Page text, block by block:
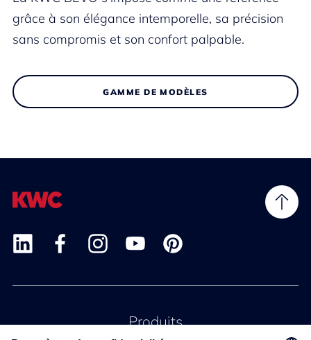
grâce à son élégance intemporelle, sa précision
sans compromis et son confort palpable.
GAMME DE MODÈLES
Produits